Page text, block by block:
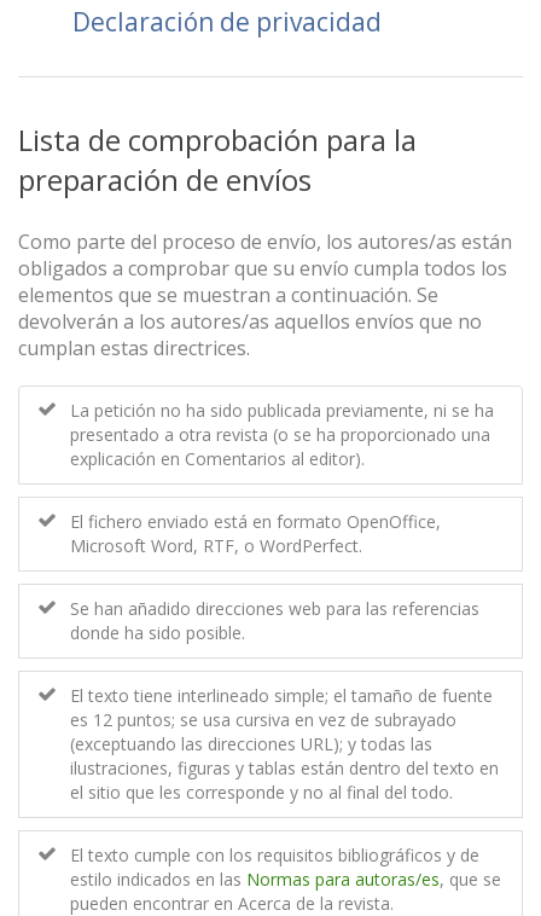
Declaración de privacidad
Lista de comprobación para la
preparación de envíos
Como parte del proceso de envío, los autores/as están
obligados a comprobar que su envío cumpla todos los
elementos que se muestran a continuación. Se
devolverán a los autores/as aquellos envíos que no
cumplan estas directrices.
La petición no ha sido publicada previamente, ni se ha
presentado a otra revista (o se ha proporcionado una
explicación en Comentarios al editor).
El fichero enviado está en formato OpenOffice,
Microsoft Word, RTF, o WordPerfect.
Se han añadido direcciones web para las referencias
donde ha sido posible.
El texto tiene interlineado simple; el tamaño de fuente
es 12 puntos; se usa cursiva en vez de subrayado
(exceptuando las direcciones URL); y todas las
ilustraciones, figuras y tablas están dentro del texto en
el sitio que les corresponde y no al final del todo.
El texto cumple con los requisitos bibliográficos y de
estilo indicados en las Normas para autoras/es, que se
pueden encontrar en Acerca de la revista.